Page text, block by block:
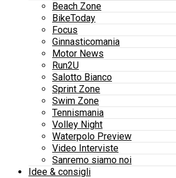
Beach Zone
BikeToday
Focus
Ginnasticomania
Motor News
Run2U
Salotto Bianco
Sprint Zone
Swim Zone
Tennismania
Volley Night
Waterpolo Preview
Video Interviste
Sanremo siamo noi
Idee & consigli